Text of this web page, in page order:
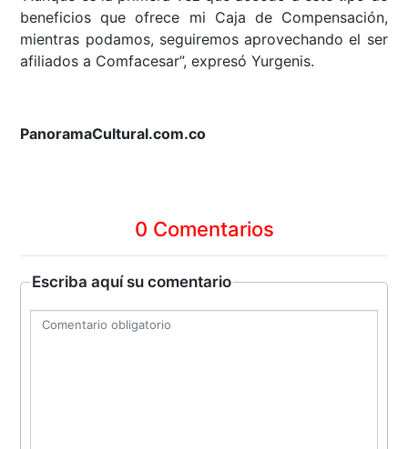
beneficios que ofrece mi Caja de Compensación,
mientras podamos, seguiremos aprovechando el ser
afiliados a Comfacesar”, expresó Yurgenis.
PanoramaCultural.com.co
0 Comentarios
Escriba aquí su comentario